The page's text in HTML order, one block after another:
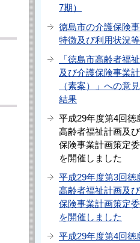
7期）
徳島市の介護保険
特徴及び利用状況等
「徳島市高齢者福
及び介護保険事業
（素案）」への意
結果
平成29年度第4回徳
高齢者福祉計画及
保険事業計画策定
を開催しました
平成29年度第3回徳
高齢者福祉計画及
保険事業計画策定
を開催しました
平成29年度第4回徳